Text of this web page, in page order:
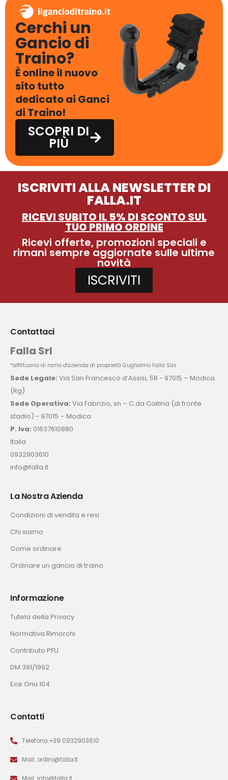
Cerchi un
Gancio di
Traino?
È online il nuovo
sito tutto
dedicato ai Ganci
di Traino!
SCOPRI DI
PIÙ
ISCRIVITI ALLA NEWSLETTER DI
FALLA.IT
RICEVI SUBITO IL 5% DI SCONTO SUL
TUO PRIMO ORDINE
Ricevi offerte, promozioni speciali e
rimani sempre aggiornate sulle ultime
novità
ISCRIVITI
Contattaci
Falla Srl
*affittuaria di ramo d'azienda di proprietà Guglialmo Falla Sas
Sede Legale: Via San Francesco d’Assisi, 58 - 97015 – Modica
(Rg)
Sede Operativa: Via Fabrizio, sn – C.da Caitina (di fronte
stadio) - 97015 – Modica
P. Iva: 01637610880
Italia
0932903610
info@falla.it
La Nostra Azienda
Condizioni di vendita e resi
Chi siamo
Come ordinare
Ordinare un gancio di traino
Informazione
Tutela della Privacy
Normativa Rimorchi
Contributo PFU
DM 391/1992
Ece Onu 104
Contatti
Telefono:+39 0932903610
Mail: ordini@falla.it